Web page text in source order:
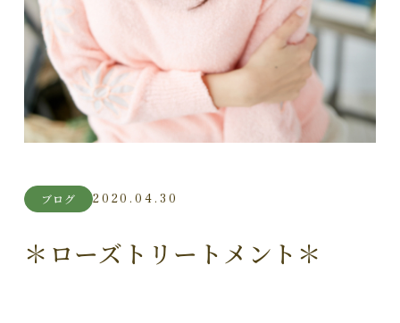
ブログ 2020.04.30
＊ローズトリートメント＊